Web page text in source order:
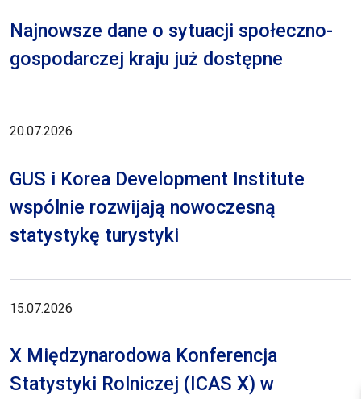
Najnowsze dane o sytuacji społeczno-
gospodarczej kraju już dostępne
20.07.2026
GUS i Korea Development Institute
wspólnie rozwijają nowoczesną
statystykę turystyki
15.07.2026
X Międzynarodowa Konferencja
Statystyki Rolniczej (ICAS X) w